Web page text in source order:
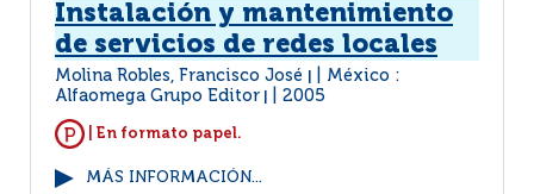
Instalación y mantenimiento
de servicios de redes locales
Molina Robles, Francisco José
México :
Alfaomega Grupo Editor
2005
| En formato papel.
MÁS INFORMACIÓN...